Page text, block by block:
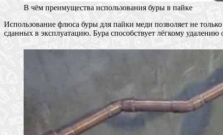
В чём преимущества использования буры в пайке
Использование флюса буры для пайки меди позволяет не
сданных в эксплуатацию. Бура способствует лёгкому